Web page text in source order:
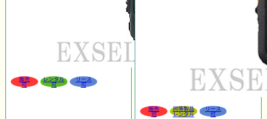
販売
可
レンタル
可
リース
可
販売
可
同等製品
レンタル
リース
可